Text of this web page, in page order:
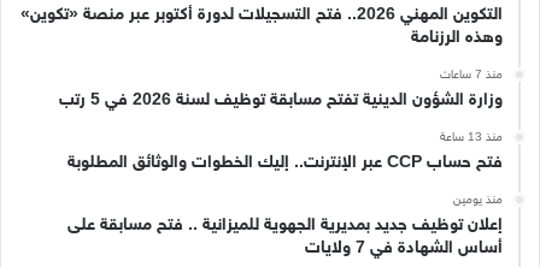
التكوين المهني 2026.. فتح التسجيلات لدورة أكتوبر عبر منصة «تكوين»
وهذه الرزنامة
منذ 7 ساعات
وزارة الشؤون الدينية تفتح مسابقة توظيف لسنة 2026 في 5 رتب
منذ 13 ساعة
فتح حساب CCP عبر الإنترنت.. إليك الخطوات والوثائق المطلوبة
منذ يومين
إعلان توظيف جديد بمديرية الجهوية للميزانية .. فتح مسابقة على
أساس الشهادة في 7 ولايات